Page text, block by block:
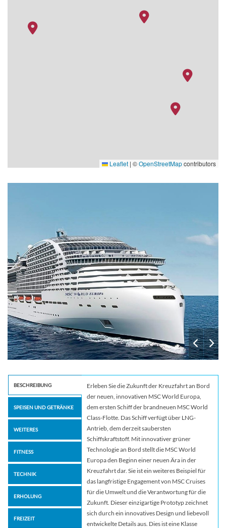
Leaflet | ©OpenStreetMapcontributors
BESCHREIBUNG
SPEISEN UND GETRÄNKE
WEITERES
FITNESS
TECHNIK
ERHOLUNG
FREIZEIT
Erleben Sie die Zukunft der Kreuzfahrt an Bord
der neuen, innovativen MSC World Europa,
dem ersten Schiff der brandneuen MSC World
Class-Flotte. Das Schiff verfügt über LNG-
Antrieb, dem derzeit saubersten
Schiffskraftstoff. Mit innovativer grüner
Technologie an Bord stellt die MSC World
Europa den Beginn einer neuen Ära in der
Kreuzfahrt dar. Sie ist ein weiteres Beispiel für
das langfristige Engagement von MSC Cruises
für die Umwelt und die Verantwortung für die
Zukunft. Dieser einzigartige Prototyp zeichnet
sich durch ein innovatives Design und liebevoll
entwickelte Details aus. Dies ist eine Klasse